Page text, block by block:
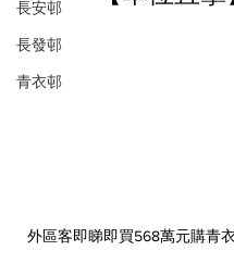
長安邨
長發邨
青衣邨
外區客即睇即買568萬元購青